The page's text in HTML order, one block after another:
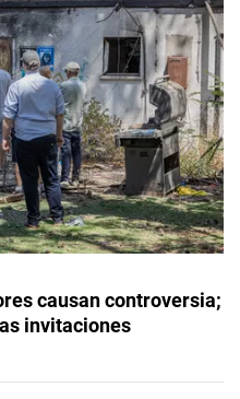
causan controversia;
invitaciones